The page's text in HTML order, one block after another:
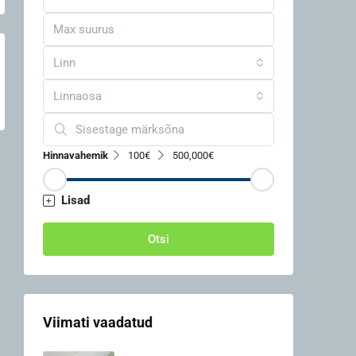
Linn
Linnaosa
Hinnavahemik 100€ 500,000€
Lisad
Otsi
Viimati vaadatud